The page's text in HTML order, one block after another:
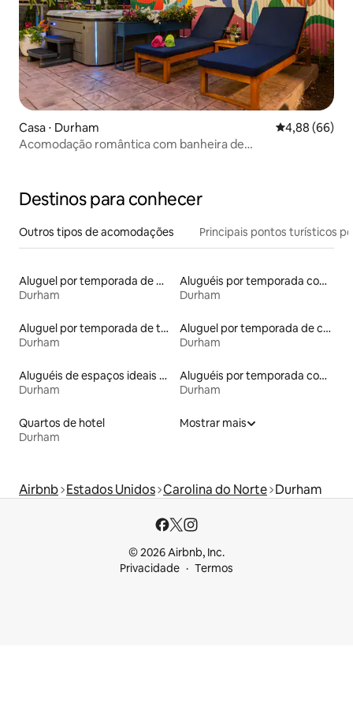
Casa ⋅ Durham 4,88 de uma
4,88 (66)
Acomodação romântica com banheira de
Destinos para conhecer
Outros tipos de acomodações Principais pontos turísticos
Aluguel por temporada de microcasas
Durham
Aluguéis por temporada com suítes privativas
Durham
Aluguel por temporada de townhouses
Durham
Aluguel por temporada de casas de hóspedes
Durham
Aluguéis de espaços ideais para famílias
Durham
Aluguéis por temporada com acesso ao lago
Durham
Quartos de hotel
Durham
Mostrar mais
Airbnb Estados Unidos Carolina do Norte Durham
© 2026 Airbnb, Inc.
Privacidade
Termos